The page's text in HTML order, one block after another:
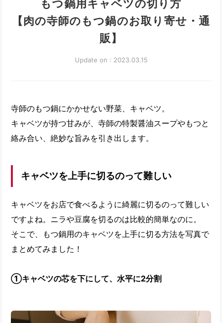
もつ鍋用キャベツの切り方
【肉の寺師のもつ鍋のお取り寄せ・通
販】
Update on : 2023.03.15
寺師のもつ鍋にかかせない野菜、キャベツ。
キャベツが持つ甘みが、寺師の特製醤油スープやもつと
絡み合い、絶妙な旨みを引き出します。
キャベツを上手に切るのって難しい
キャベツをお店で食べるように綺麗に切るのって難しい
ですよね。ニラや豆腐を切るのは比較的簡単なのに。
そこで、もつ鍋用のキャベツを上手に切る方法を写真で
まとめてみました！
①キャベツの芯を下にして、水平に2分割